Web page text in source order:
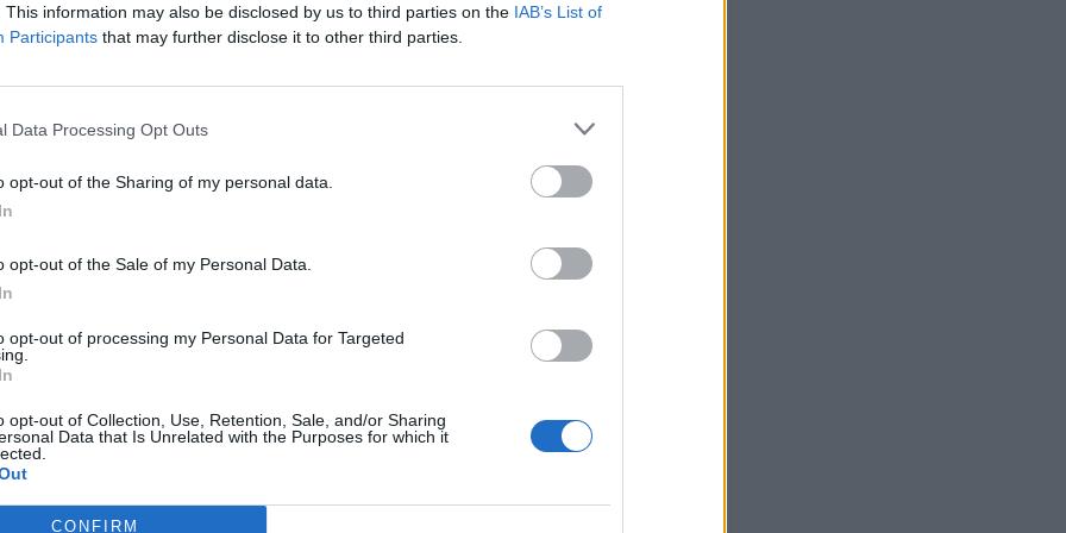
This information may also be disclosed by us to third parties on the IAB’s List of
Participants that may further disclose it to other third parties.
Data Processing Opt Outs
opt-out of the Sharing of my personal data.
opt-out of the Sale of my Personal Data.
opt-out of processing my Personal Data for Targeted
opt-out of Collection, Use, Retention, Sale, and/or Sharing
Data that Is Unrelated with the Purposes for which it
CONFIRM
εξέλιξη που αποτυπώνεται ήδη στα
πάνω από τα 2 ευρώ το λίτρο
κίνησης.
ηαμόλυβδηδιαμορφώνεται κοντά στα
κίνησης περίπου στα 1,88–1,89 ευρώ.
κινούνταν στα1,75 ευρώ το λίτροκαι του
διάστημα λίγων εβδομάδων, η αύξηση
ακόμη και σε βραχυπρόθεσμο ορίζοντα, οι